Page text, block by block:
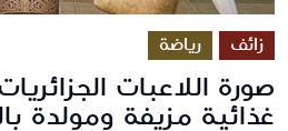
زائف رياضة
صورة اللاعبات
غذائية مزيفة ومولدة